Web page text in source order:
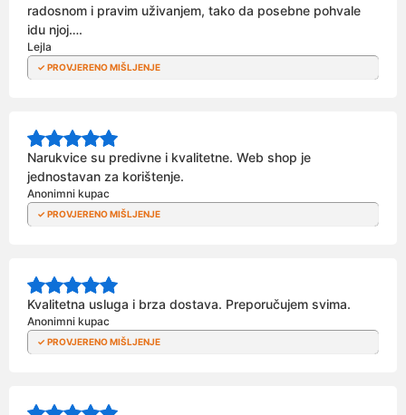
radosnom i pravim uživanjem, tako da posebne pohvale
idu njoj….
Lejla
Narukvice su predivne i kvalitetne. Web shop je
jednostavan za korištenje.
Anonimni kupac
Kvalitetna usluga i brza dostava. Preporučujem svima.
Anonimni kupac